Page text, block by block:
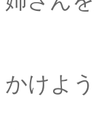
剣心
かけよ
この